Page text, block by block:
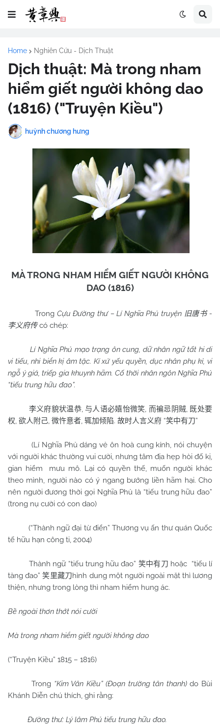
Home Nghiên Cứu - Dịch Thuật
Dịch thuật: Mà trong nham
hiểm giết người không dao
(1816) ("Truyện Kiều")
huỳnh chương hưng
MÀ TRONG NHAM HIỂM GIẾT NGƯỜI KHÔNG
DAO (1816)
Trong Cựu Đường thư – Lí Nghĩa Phủ truyện 旧唐书-
李义府传 có chép:
Lí Nghĩa Phủ mạo trạng ôn cung, dữ nhân ngữ tất hi di
vi tiếu, nhi biển kị âm tặc. Kí xứ yếu quyền, dục nhân phụ kỉ, vi
ngỗ ý giả, triếp gia khuynh hãm. Cố thời nhân ngôn Nghĩa Phủ
“tiếu trung hữu đao”.
李义府貌状温恭,与人语必嬉怡微笑, 而褊忌阴贼, 既处要
权, 欲人附己, 微忤意者, 辄加倾陷. 故时人言义府 “笑中有刀”
(Lí Nghĩa Phủ dáng vẻ ôn hoà cung kính, nói chuyện
với người khác thường vui cười, nhưng tâm địa hẹp hòi đố kị,
gian hiểm
mưu mô. Lại có quyền thế, muốn người khác
theo mình, người nào có ý ngang bướng liền hãm hại. Cho
nên người đương thời gọi Nghĩa Phủ là “tiếu trung hữu đao”
(trong nụ cười có con dao)
(“Thành ngữ đại từ điển” Thương vụ ấn thư quán Quốc
tế hữu hạn công ti, 2004)
Thành ngữ “tiếu trung hữu đao” 笑中有刀 hoặc “tiếu lí
tàng đao”笑里藏刀hình dung một người ngoài mặt thì lương
thiện, nhưng trong lòng thì nham hiểm hung ác.
Bề ngoài thơn thớt nói cười
Mà trong nham hiểm giết người không dao
(“Truyện Kiều” 1815 – 1816)
Trong “Kim Vân Kiều” (Đoạn trường tân thanh)do Bùi
Khánh Diễn chú thích, ghi rằng:
Đường thư: Lý lâm Phủ tiếu trung hữu đao.